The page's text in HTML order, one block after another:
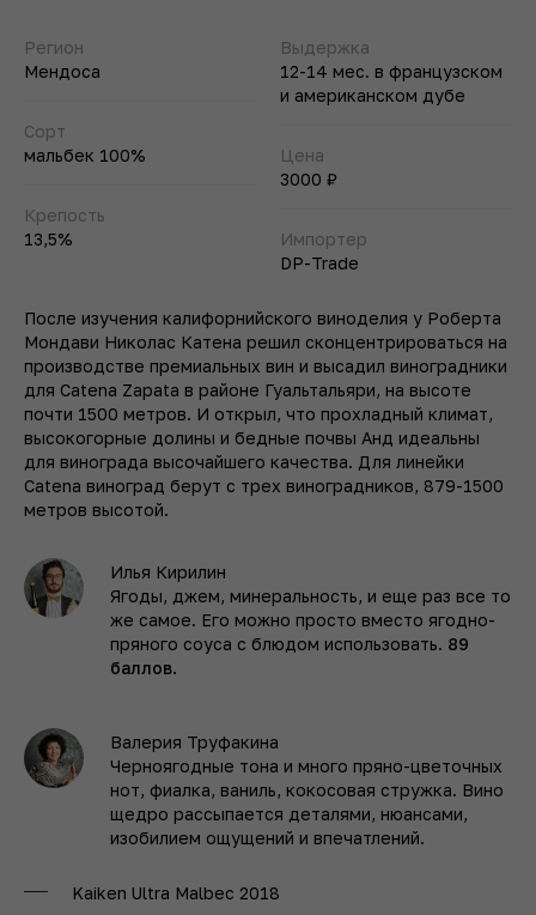
Регион
Мендоса
Сорт
мальбек 100%
Крепость
13,5%
Выдержка
12-14 мес. в французском
и американском дубе
Цена
3000 ₽
Импортер
DP-Trade
После изучения калифорнийского виноделия у Роберта
Мондави Николас Катена решил сконцентрироваться на
производстве премиальных вин и высадил виноградники
для Catena Zapata в районе Гуальтальяри, на высоте
почти 1500 метров. И открыл, что прохладный климат,
высокогорные долины и бедные почвы Анд идеальны
для винограда высочайшего качества. Для линейки
Catena виноград берут с трех виноградников, 879-1500
метров высотой.
Илья Кирилин
Ягоды, джем, минеральность, и еще раз все то
же самое. Его можно просто вместо ягодно-
пряного соуса с блюдом использовать. 89
баллов.
Валерия Труфакина
Черноягодные тона и много пряно-цветочных
нот, фиалка, ваниль, кокосовая стружка. Вино
щедро рассыпается деталями, нюансами,
изобилием ощущений и впечатлений.
Kaiken Ultra Malbec 2018